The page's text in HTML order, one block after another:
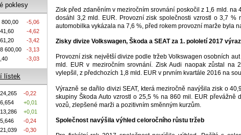
Zisk před zdaněním v meziročním srovnání poskočil z 1,6 mld. na
dosáhl 3,2 mld. EUR. Provozní zisk společnosti vzrostl o 3,7 %
automobilka vykázala na 7,6 %, před rokem provozní marže byla
Zisky divize Volkswagen, Škoda a SEAT za 1. pololetí 2017
Provozní zisk největší divize podle tržeb Volkswagen osobních
mld. EUR v meziročním srovnání. Zisk Audi naopak zůstal na
vylepšil, z předchozích 1,8 mld. EUR v prvním kvartále 2016 na
Výrazně se dařilo divizi SEAT, která meziročně navýšila zisk o
skupiny Škoda Auto vzrostl o 25,5 % na 860 mil. EUR převážně
vozů, zlepšené marži a pozitivním směnným kurzům.
Společnost navýšila výhled celoročního růstu tržeb
poklesy
800,00
-5,06
-4,62
-3,42
600,00
-3,13
-3,03
lístek
24,265
-0,22
6,654
+0,01
13,286
+0,01
5,646
-0,24
21,039 -0,30